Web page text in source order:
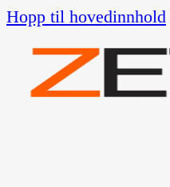
Hopp til hovedinnhold